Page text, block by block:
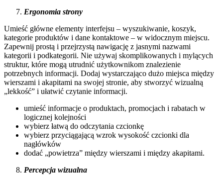
Ergonomia strony
Umieść główne elementy interfejsu – wyszukiwanie, koszyk,
kategorie produktów i dane kontaktowe – w widocznym miejscu.
Zapewnij prostą i przejrzystą nawigację z jasnymi nazwami
kategorii i podkategorii. Nie używaj skomplikowanych i mylących
struktur, które mogą utrudnić użytkownikom znalezienie
potrzebnych informacji. Dodaj wystarczająco dużo miejsca między
wierszami i akapitami na swojej stronie, aby stworzyć wizualną
„lekkość” i ułatwić czytanie informacji.
umieść informacje o produktach, promocjach i rabatach w
logicznej kolejności
wybierz łatwą do odczytania czcionkę
wybierz przyciągającą wzrok wysokość czcionki dla
nagłówków
dodać „powietrza” między wierszami i między akapitami.
Percepcja wizualna